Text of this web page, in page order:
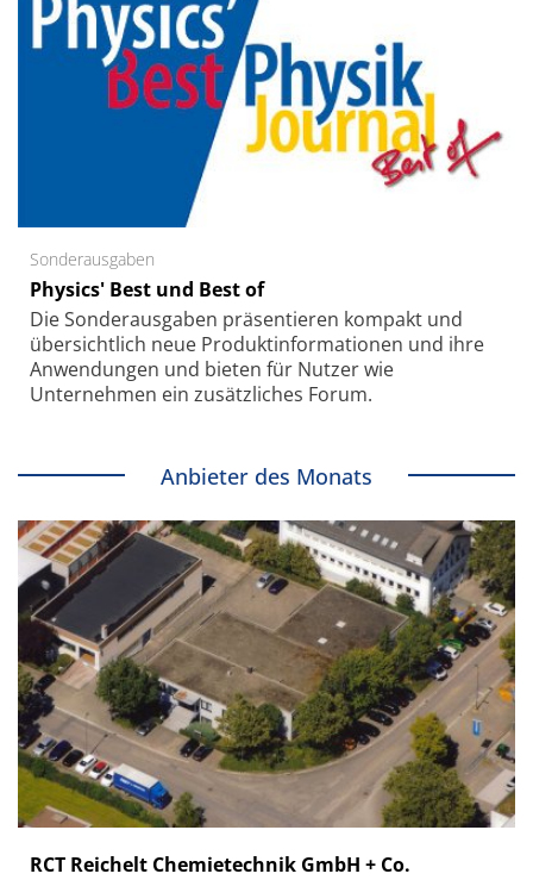
Sonderausgaben
Physics' Best und Best of
Die Sonder­ausgaben präsentieren kompakt und
übersichtlich neue Produkt­informationen und ihre
Anwendungen und bieten für Nutzer wie
Unternehmen ein zusätzliches Forum.
Anbieter des Monats
RCT Reichelt Chemietechnik GmbH + Co.